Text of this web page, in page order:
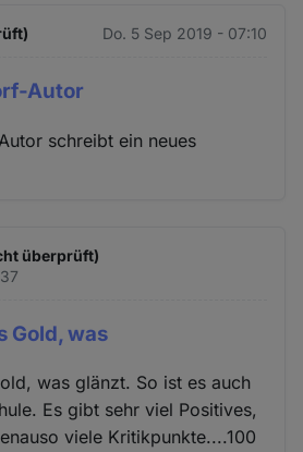
Do. 5 Sep 2019 - 07:10
Autor
schreibt ein neues
überprüft)
Gold, was
was glänzt. So ist es auch
Es gibt sehr viel Positives,
viele Kritikpunkte....100